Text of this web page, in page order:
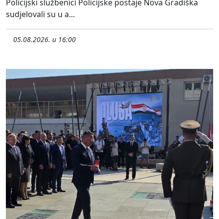
Policijski službenici Policijske postaje Nova Gradiška
sudjelovali su u a...
05.08.2026. u 16:00